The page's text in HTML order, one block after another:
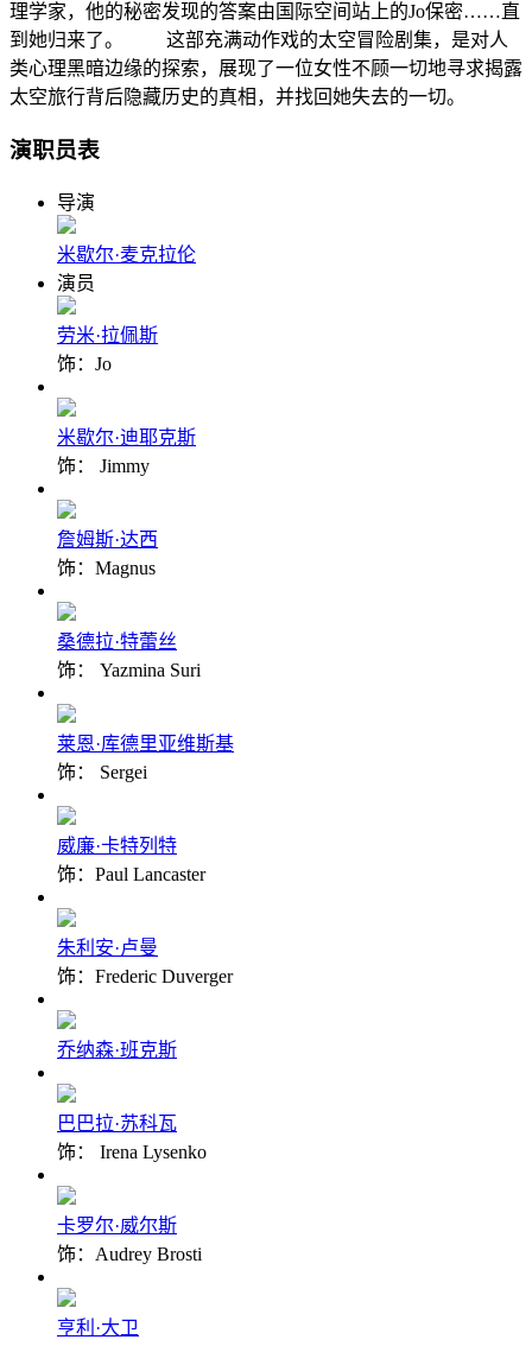
理学家，他的秘密发现的答案由国际空间站上的Jo保密……直
到她归来了。 这部充满动作戏的太空冒险剧集，是对人
类心理黑暗边缘的探索，展现了一位女性不顾一切地寻求揭露
太空旅行背后隐藏历史的真相，并找回她失去的一切。
演职员表
导演
米歇尔·麦克拉伦
演员
劳米·拉佩斯
饰：Jo
米歇尔·迪耶克斯
饰： Jimmy
詹姆斯·达西
饰：Magnus
桑德拉·特蕾丝
饰： Yazmina Suri
莱恩·库德里亚维斯基
饰： Sergei
威廉·卡特列特
饰：Paul Lancaster
朱利安·卢曼
饰：Frederic Duverger
乔纳森·班克斯
巴巴拉·苏科瓦
饰： Irena Lysenko
卡罗尔·威尔斯
饰：Audrey Brosti
亨利·大卫